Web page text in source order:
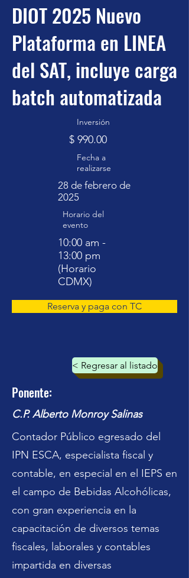
DIOT 2025 Nuevo
Plataforma en LINEA
del SAT, incluye carga
batch automatizada
Inversión
$ 990.00
Fecha a
realizarse
28 de febrero de
2025
Horario del
evento
10:00 am -
13:00 pm
(Horario
CDMX)
Reserva y paga con TC
< Regresar al listado
Ponente:
C.P. Alberto Monroy Salinas
Contador Público egresado del
IPN ESCA, especialista fiscal y
contable, en especial en el IEPS en
el campo de Bebidas Alcohólicas,
con gran experiencia en la
capacitación de diversos temas
fiscales, laborales y contables
impartida en diversas